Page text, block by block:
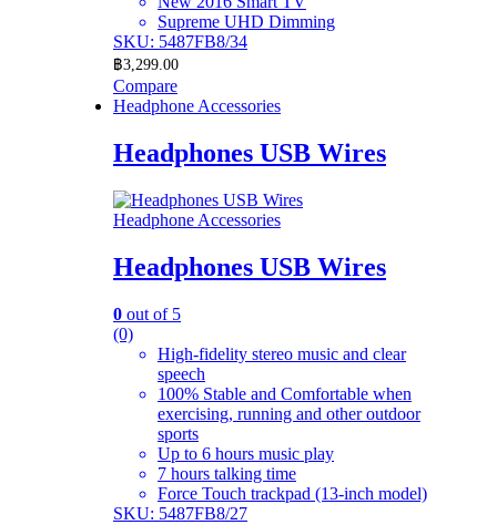
Supreme UHD Dimming
SKU: 5487FB8/34
฿3,299.00
Compare
Headphone Accessories
Headphones USB Wires
Headphone Accessories
Headphones USB Wires
0 out of 5
(0)
High-fidelity stereo music and clear
speech
100% Stable and Comfortable when
exercising, running and other outdoor
sports
Up to 6 hours music play
7 hours talking time
Force Touch trackpad (13-inch model)
SKU: 5487FB8/27